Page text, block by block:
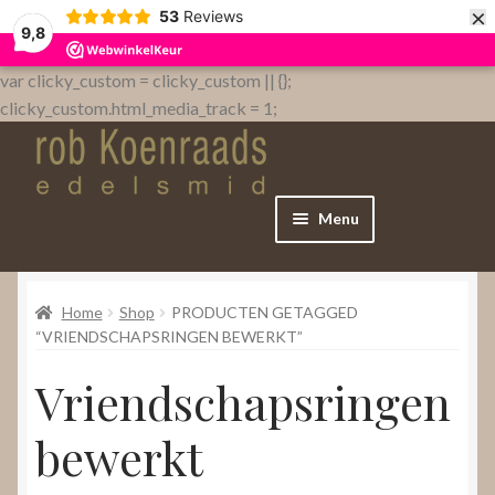
9,8
53 Reviews ×
var clicky_custom = clicky_custom || {};
clicky_custom.html_media_track = 1;
Menu
Home
WebShop
Over
Contact
Home Shop
PRODUCTEN GETAGGED
“VRIENDSCHAPSRINGEN BEWERKT”
Vriendschapsringen
bewerkt